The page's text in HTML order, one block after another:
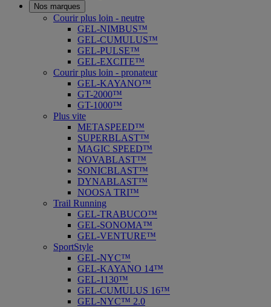
Nos marques
Courir plus loin - neutre
GEL-NIMBUS™
GEL-CUMULUS™
GEL-PULSE™
GEL-EXCITE™
Courir plus loin - pronateur
GEL-KAYANO™
GT-2000™
GT-1000™
Plus vite
METASPEED™
SUPERBLAST™
MAGIC SPEED™
NOVABLAST™
SONICBLAST™
DYNABLAST™
NOOSA TRI™
Trail Running
GEL-TRABUCO™
GEL-SONOMA™
GEL-VENTURE™
SportStyle
GEL-NYC™
GEL-KAYANO 14™
GEL-1130™
GEL-CUMULUS 16™
GEL-NYC™ 2.0